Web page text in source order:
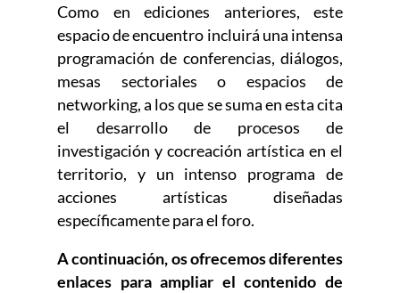
Como en ediciones anteriores, este
espacio de encuentro incluirá una intensa
programación de conferencias, diálogos,
mesas sectoriales o espacios de
networking, a los que se suma en esta cita
el desarrollo de procesos de
investigación y cocreación artística en el
territorio, y un intenso programa de
acciones artísticas diseñadas
específicamente para el foro.
A continuación, os ofrecemos diferentes
enlaces para ampliar el contenido de